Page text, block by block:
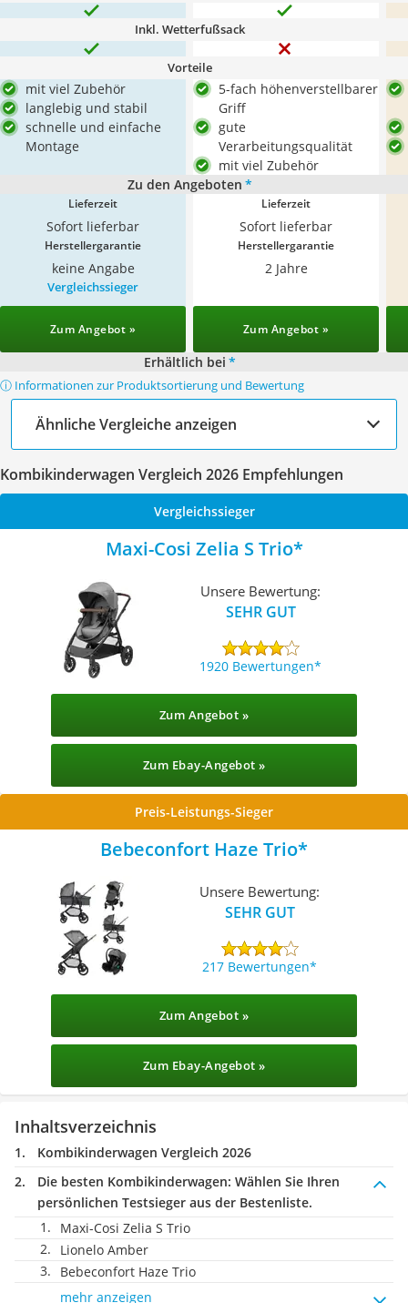
Inkl. Wetterfußsack
Vorteile
mit viel Zubehör
langlebig und stabil
schnelle und einfache
Montage
5-fach höhenverstellbarer
Griff
gute
Verarbeitungsqualität
mit viel Zubehör
Zu den Angeboten *
Lieferzeit
Sofort lieferbar
Lieferzeit
Sofort lieferbar
Herstellergarantie
keine Angabe
Herstellergarantie
2 Jahre
Vergleichssieger
Zum Angebot » Zum Angebot »
Erhältlich bei *
ⓘ Informationen zur Produktsortierung und Bewertung
Ähnliche Vergleiche anzeigen
Kombikinderwagen Vergleich 2026 Empfehlungen
Vergleichssieger
Maxi-Cosi Zelia S Trio
Unsere Bewertung:
SEHR GUT
1920 Bewertungen
Zum Angebot »
Zum Ebay-Angebot »
Preis-Leistungs-Sieger
Bebeconfort Haze Trio
Unsere Bewertung:
SEHR GUT
217 Bewertungen
Zum Angebot »
Zum Ebay-Angebot »
Inhaltsverzeichnis
Kombikinderwagen Vergleich 2026
Die besten Kombikinderwagen: Wählen Sie Ihren
persönlichen Testsieger aus der Bestenliste.
Maxi-Cosi Zelia S Trio
Lionelo Amber
Bebeconfort Haze Trio
mehr anzeigen